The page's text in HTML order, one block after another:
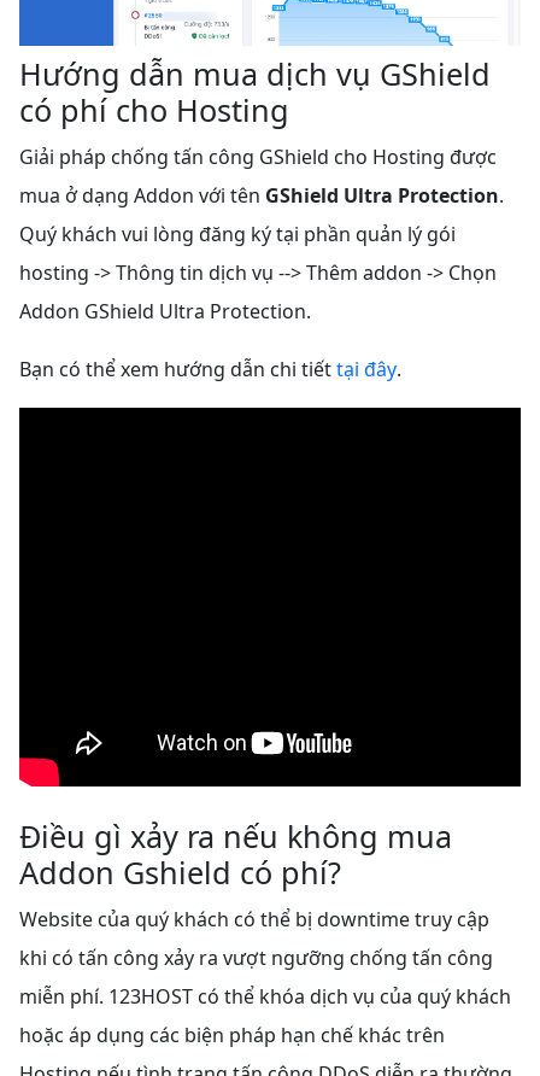
Hướng dẫn mua dịch vụ GShield
có phí cho Hosting
Giải pháp chống tấn công GShield cho Hosting được
mua ở dạng Addon với tên GShield Ultra Protection.
Quý khách vui lòng đăng ký tại phần quản lý gói
hosting -> Thông tin dịch vụ --> Thêm addon -> Chọn
Addon GShield Ultra Protection.
Bạn có thể xem hướng dẫn chi tiếttại đây.
Điều gì xảy ra nếu không mua
Addon Gshield có phí?
Website của quý khách có thể bị downtime truy cập
khi có tấn công xảy ra vượt ngưỡng chống tấn công
miễn phí. 123HOST có thể khóa dịch vụ của quý khách
hoặc áp dụng các biện pháp hạn chế khác trên